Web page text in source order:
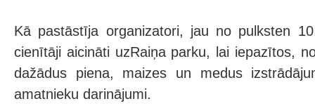
Kā pastāstīja organizatori, jau no pulksten
cienītāji aicināti uzRaiņa parku, lai iepazītos,
dažādus piena, maizes un medus
amatnieku darinājumi.